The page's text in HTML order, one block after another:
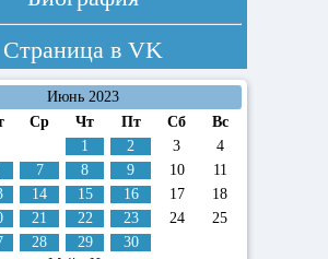
Страница в VK
Июнь 2023
Ср Чт Пт Сб
Вс
1
2 3
4
7 8 9 10
11
14 15 16 17
18
21 22 23 24
25
28 29
30